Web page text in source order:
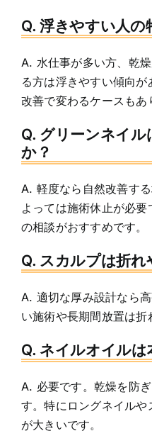
Q. 浮きやすい人の
A. 水仕事が多い方、乾
る方は浮きやすい傾向
改善で変わるケースもあ
Q. グリーンネイ
か？
A. 軽度なら自然改善す
よっては施術休止が必
の相談がおすすめです。
Q. スカルプは折れ
A. 適切な厚み設計なら
い施術や長期間放置は折
Q. ネイルオイルは
A. 必要です。乾燥を防
す。特にロングネイル
が大きいです。